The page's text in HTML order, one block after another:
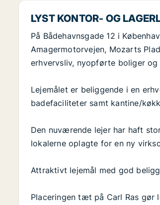
LYST KONTOR- OG
På Bådehavnsgade 12 i
Amagermotorvejen, Mozarts
erhvervsliv, nyopførte boliger
Lejemålet er beliggende i en
badefaciliteter samt kantine/
Den nuværende lejer har haft
lokalerne oplagte for en ny
Attraktivt lejemål med god
Placeringen tæt på Carl Ras